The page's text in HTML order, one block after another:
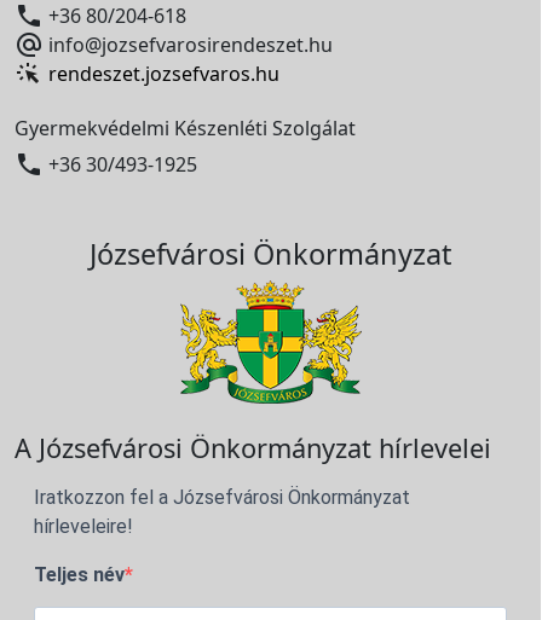
 +36 80/204-618
 info@jozsefvarosirendeszet.hu
rendeszet.jozsefvaros.hu
Gyermekvédelmi Készenléti Szolgálat
 +36 30/493-1925
Józsefvárosi Önkormányzat
A Józsefvárosi Önkormányzat hírlevelei
Iratkozzon fel a Józsefvárosi Önkormányzat
hírleveleire!
Teljes név